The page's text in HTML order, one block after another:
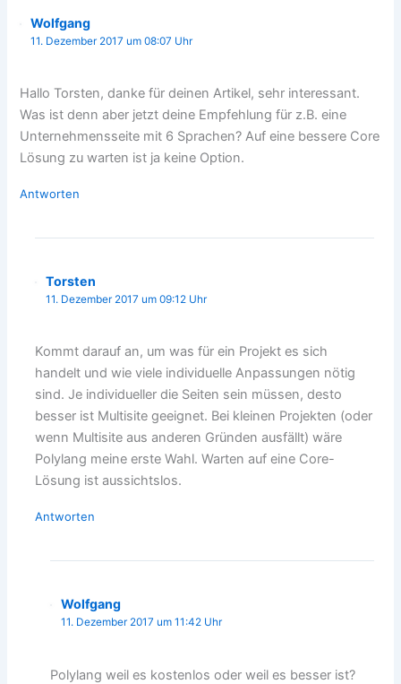
Wolfgang
11. Dezember 2017 um 08:07 Uhr
Hallo Torsten, danke für deinen Artikel, sehr interessant.
Was ist denn aber jetzt deine Empfehlung für z.B. eine
Unternehmensseite mit 6 Sprachen? Auf eine bessere Core
Lösung zu warten ist ja keine Option.
Antworten
Torsten
11. Dezember 2017 um 09:12 Uhr
Kommt darauf an, um was für ein Projekt es sich
handelt und wie viele individuelle Anpassungen nötig
sind. Je individueller die Seiten sein müssen, desto
besser ist Multisite geeignet. Bei kleinen Projekten (oder
wenn Multisite aus anderen Gründen ausfällt) wäre
Polylang meine erste Wahl. Warten auf eine Core-
Lösung ist aussichtslos.
Antworten
Wolfgang
11. Dezember 2017 um 11:42 Uhr
Polylang weil es kostenlos oder weil es besser ist?